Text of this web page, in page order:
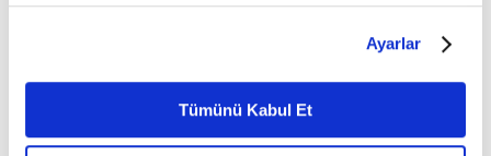
belirleyebilirsiniz. Çerezlere ilişkin detaylı bilgi için
Ayarlar butonuna tıklayabilir,Çerez Bilgilendirme
Metnimizi ziyaret edebilirsiniz.
6698 sayılı Kişisel Verilerin Korunması Kanunu uyarınca
Ayarlar
Tümünü Kabul Et
Sunucu/Editör: Sümeyye GEDİZLİ
Kurgu: Ayşenur AKYOL